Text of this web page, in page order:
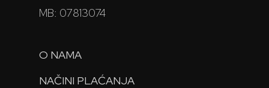
MB: 07813074
O NAMA
NAČINI PLAĆANJA